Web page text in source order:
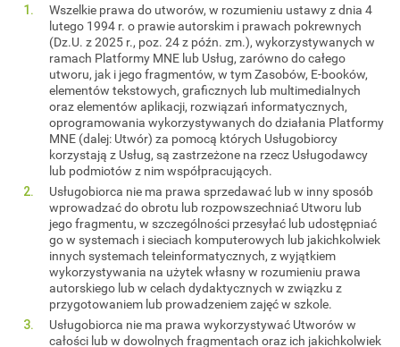
Wszelkie prawa do utworów, w rozumieniu ustawy z dnia 4
lutego 1994 r. o prawie autorskim i prawach pokrewnych
(Dz.U. z 2025 r., poz. 24 z późn. zm.), wykorzystywanych w
ramach Platformy MNE lub Usług, zarówno do całego
utworu, jak i jego fragmentów, w tym Zasobów, E-booków,
elementów tekstowych, graficznych lub multimedialnych
oraz elementów aplikacji, rozwiązań informatycznych,
oprogramowania wykorzystywanych do działania Platformy
MNE (dalej: Utwór) za pomocą których Usługobiorcy
korzystają z Usług, są zastrzeżone na rzecz Usługodawcy
lub podmiotów z nim współpracujących.
Usługobiorca nie ma prawa sprzedawać lub w inny sposób
wprowadzać do obrotu lub rozpowszechniać Utworu lub
jego fragmentu, w szczególności przesyłać lub udostępniać
go w systemach i sieciach komputerowych lub jakichkolwiek
innych systemach teleinformatycznych, z wyjątkiem
wykorzystywania na użytek własny w rozumieniu prawa
autorskiego lub w celach dydaktycznych w związku z
przygotowaniem lub prowadzeniem zajęć w szkole.
Usługobiorca nie ma prawa wykorzystywać Utworów w
całości lub w dowolnych fragmentach oraz ich jakichkolwiek